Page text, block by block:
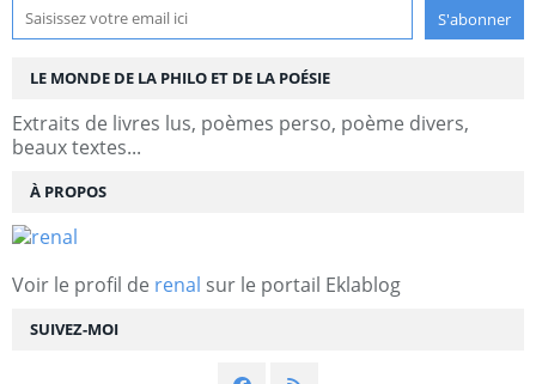
SUIVEZ-MOI
LE MONDE DE LA PHILO ET DE LA POÉSIE
Extraits de livres lus, poèmes perso, poème divers,
beaux textes...
À PROPOS
Voir le profil de renal sur le portail Eklablog